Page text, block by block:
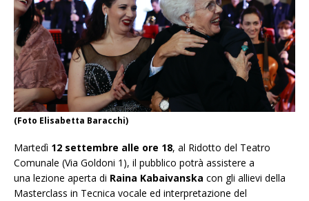
(Foto Elisabetta Baracchi)
Martedì 12 settembre alle ore 18, al Ridotto del Teatro
Comunale (Via Goldoni 1), il pubblico potrà assistere a
una lezione aperta di Raina Kabaivanska con gli allievi della
Masterclass in Tecnica vocale ed interpretazione del